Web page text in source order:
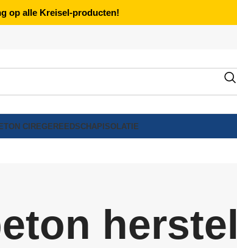
op alle Kreisel-producten!
CIREGEREEDSCHAPISOLATIE